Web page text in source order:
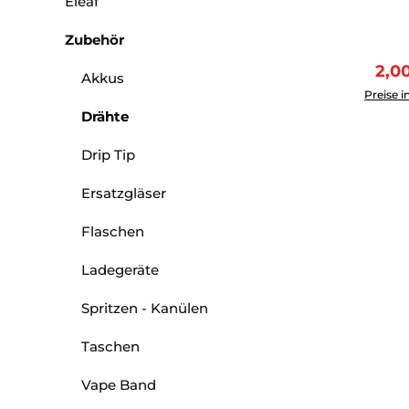
Zubehör
Akkus
Drähte
Drip Tip
Ersatzgläser
Flaschen
Ladegeräte
Spritzen - Kanülen
Taschen
Vape Band
Preise